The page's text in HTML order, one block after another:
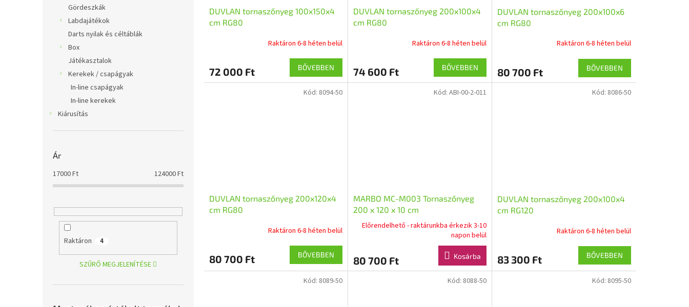
Gördeszkák
Labdajátékok
Darts nyilak és céltáblák
Box
Játékasztalok
Kerekek / csapágyak
In-line csapágyak
In-line kerekek
Kiárusítás
Ár
17000Ft 124000Ft
Raktáron 4
SZŰRŐ MEGJELENÍTÉSE
DUVLAN tornaszőnyeg 100x150x4
cm RG80
Raktáron 6-8 héten belül
72 000 Ft BŐVEBBEN
DUVLAN tornaszőnyeg 200x100x4
cm RG80
Raktáron 6-8 héten belül
74 600 Ft BŐVEBBEN
DUVLAN tornaszőnyeg 200x100x6
cm RG80
Raktáron 6-8 héten belül
80 700 Ft BŐVEBBEN
DUVLAN tornaszőnyeg 200x120x4
cm RG80
Raktáron 6-8 héten belül
80 700 Ft BŐVEBBEN
Kód: 8094-50
MARBO MC-M003 Tornaszőnyeg
200 x 120 x 10 cm
Előrendelhető - raktárunkba érkezik 3-10
napon belül
80 700 Ft Kosárba
Kód: ABI-00-2-011
DUVLAN tornaszőnyeg 200x100x4
cm RG120
Raktáron 6-8 héten belül
83 300 Ft BŐVEBBEN
Kód: 8086-50
Kód: 8089-50 Kód: 8088-50 Kód: 8095-50